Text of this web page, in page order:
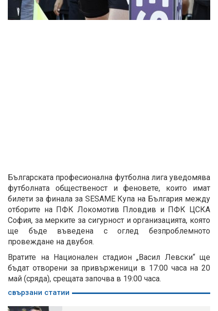
Българската професионална футболна лига уведомява
футболната общественост и феновете, които имат
билети за финала за SESAME Купа на България между
отборите на ПФК Локомотив Пловдив и ПФК ЦСКА
София, за мерките за сигурност и организацията, която
ще бъде въведена с оглед безпроблемното
провеждане на двубоя.
Вратите на Национален стадион „Васил Левски“ ще
бъдат отворени за привърженици в 17:00 часа на 20
май (сряда), срещата започва в 19:00 часа.
свързани статии